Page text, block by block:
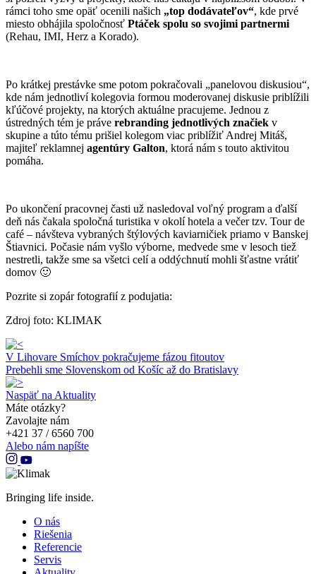
rámci toho sme opäť ocenili našich „top dodávateľov“, kde prvé
miesto obhájila spoločnosť Ptáček spolu so svojimi partnermi
(Rehau, IMI, Herz a Korado).
Po krátkej prestávke sme potom pokračovali „panelovou diskusiou“,
kde nám jednotliví kolegovia formou moderovanej diskusie priblížili
kľúčové projekty, na ktorých aktuálne pracujeme. Jednou z
ústredných tém je práve rebranding jednotlivých značiek v
skupine a túto tému prišiel kolegom viac priblížiť Andrej Mitáš,
majiteľ reklamnej agentúry Galton, ktorá nám s touto aktivitou
pomáha.
Po ukončení pracovnej časti už nasledoval voľný program a ďalší
deň nás čakala spoločná turistika v okolí hotela a večer tzv. Tour de
café – návšteva vybraných štýlových kaviarničiek priamo v Banskej
Štiavnici. Počasie nám vyšlo výborne, medvede sme v lesoch tiež
nestretli, takže sme sa všetci celí a oddýchnutí mohli šťastne vrátiť
domov 🙂
Pozrite si zopár fotografií z podujatia:
Zdroj foto: KLIMAK
V Lihovare Smíchov pokračujeme fázou fitoutov
Prebehli sme Slovenskom od Košíc až do Bratislavy
Naspäť na Aktuality
Máte otázky?
Zavolajte nám
+421 37 / 6560 700
Alebo nám napíšte
Bringing life inside.
O nás
Riešenia
Referencie
Servis